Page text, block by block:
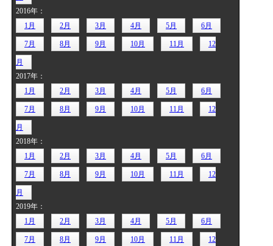
2016年：
1月
2月 3月 4月 5月 6月
7月 8月 9月 10月 11月 12
月
2017年：
1月
2月 3月 4月 5月 6月
7月 8月 9月 10月 11月 12
月
2018年：
1月
2月 3月 4月 5月 6月
7月 8月 9月 10月 11月 12
月
2019年：
1月
2月 3月 4月 5月 6月
7月 8月 9月 10月 11月 12